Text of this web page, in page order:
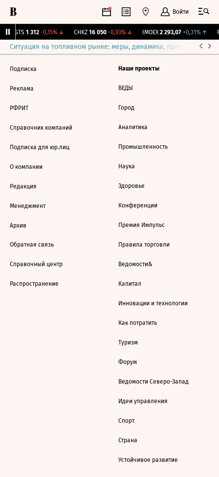
Войти
MGTS 1 312 -0,15%↓ CHKZ 16 050 -0,93%↓ IMOEX 2 293,07 +0,31%↑
Ситуация на топливном рынке: меры, динамика, прогнозы
Подписка
Реклама
РФРИТ
Справочник компаний
Подписка для юр.лиц
О компании
Редакция
Менеджмент
Архив
Обратная связь
Справочный центр
Распространение
Наши проекты
ВЕДЫ
Город
Аналитика
Промышленность
Наука
Здоровье
Конференции
Премия Импульс
Правила торговли
Ведомости&
Капитал
Инновации и технологии
Как потратить
Туризм
Форум
Ведомости Северо-Запад
Идеи управления
Спорт
Страна
Устойчивое развитие